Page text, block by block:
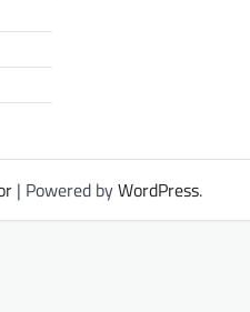
| Powered byWordPress.